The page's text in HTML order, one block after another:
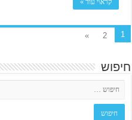
קרא\י עוד »
1
2
»
חיפוש